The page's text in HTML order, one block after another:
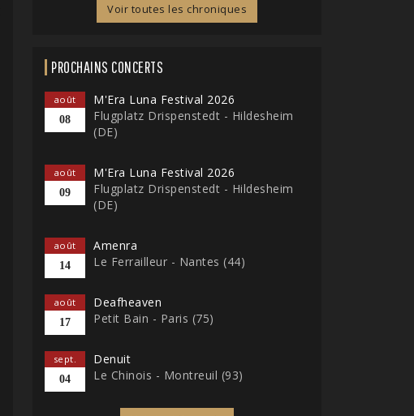
Voir toutes les chroniques
PROCHAINS CONCERTS
août
08
M'Era Luna Festival 2026
Flugplatz Drispenstedt - Hildesheim
(DE)
août
09
M'Era Luna Festival 2026
Flugplatz Drispenstedt - Hildesheim
(DE)
août
14
Amenra
Le Ferrailleur - Nantes (44)
août
17
Deafheaven
Petit Bain - Paris (75)
sept.
04
Denuit
Le Chinois - Montreuil (93)